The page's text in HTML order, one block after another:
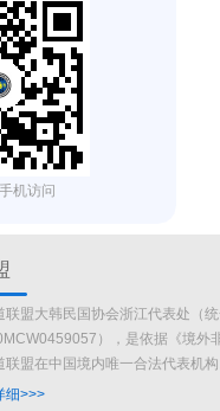
机访问
联盟大韩民国协会浙江代表处（
），是依据《境外
联盟在中国境内唯一合法代表机构
细>>>